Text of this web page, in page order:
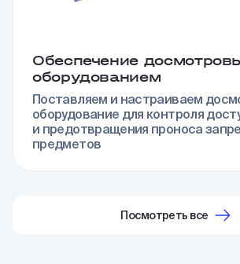
Обеспечение
оборудованием
Поставляем и настраиваем
оборудование для контроля
и предотвращения проноса
предметов
Посмотреть все